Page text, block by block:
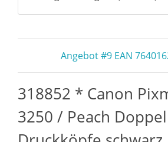
Angebot #9 EAN
318852 * Canon
3250 / Peach